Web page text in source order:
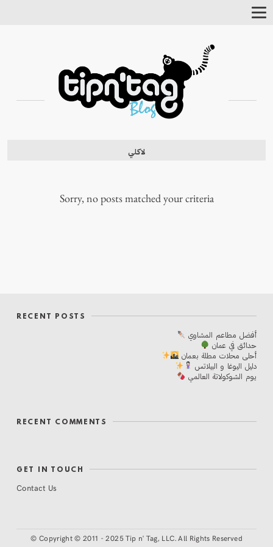
Toggle
لاكلي
Sorry, no posts matched your criteria
RECENT POSTS
أفضل مطاعم المشاوي
حدائق في عمان
أحلی محلات مطلة بعمان
دليل اليوغا و البيلاتس
يوم الشوكولاتة العالمي
RECENT COMMENTS
GET IN TOUCH
Contact Us
© Copyright © 2011 - 2025 Tip n' Tag, LLC. All Rights Reserved